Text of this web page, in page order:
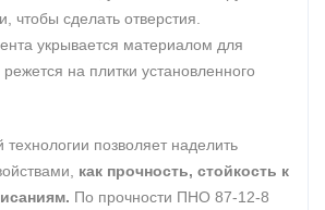
чтобы сделать отверстия.
укрывается материалом для
на плитки установленного
позволяет наделить
как прочность, стойкость к
По прочности ПНО 87-12-8